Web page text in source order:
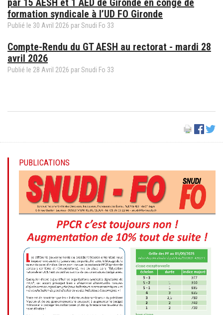
formation syndicale à l’UD FO Gironde
Publié le 30 Avril 2026 parSnudi Fo 33
Compte-Rendu du GT AESH au rectorat - mardi 28
avril 2026
Publié le 28 Avril 2026 parSnudi Fo 33
PUBLICATIONS